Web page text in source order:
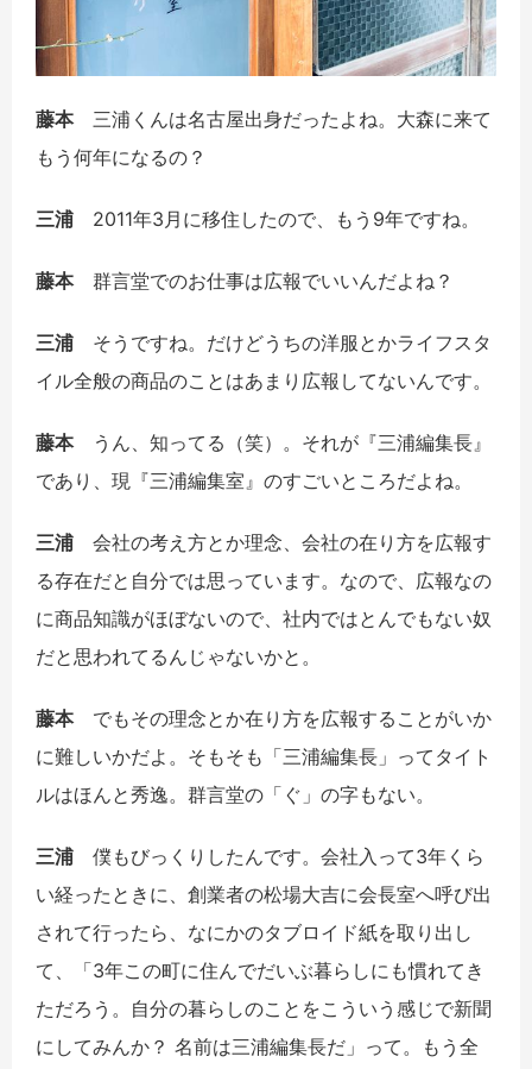
藤本三浦くんは名古屋出身だったよね。大森に来て
もう何年になるの？
三浦 2011年3月に移住したので、もう9年ですね。
藤本群言堂でのお仕事は広報でいいんだよね？
三浦 そうですね。だけどうちの洋服とかライフスタ
イル全般の商品のことはあまり広報してないんです。
藤本うん、知ってる（笑）。それが『三浦編集長』
であり、現『三浦編集室』のすごいところだよね。
三浦 会社の考え方とか理念、会社の在り方を広報す
る存在だと自分では思っています。なので、広報なの
に商品知識がほぼないので、社内ではとんでもない奴
だと思われてるんじゃないかと。
藤本でもその理念とか在り方を広報することがいか
に難しいかだよ。そもそも「三浦編集長」ってタイト
ルはほんと秀逸。群言堂の「ぐ」の字もない。
三浦 僕もびっくりしたんです。会社入って3年くら
い経ったときに、創業者の松場大吉に会長室へ呼び出
されて行ったら、なにかのタブロイド紙を取り出し
て、「3年この町に住んでだいぶ暮らしにも慣れてき
ただろう。自分の暮らしのことをこういう感じで新聞
にしてみんか？ 名前は三浦編集長だ」って。もう全